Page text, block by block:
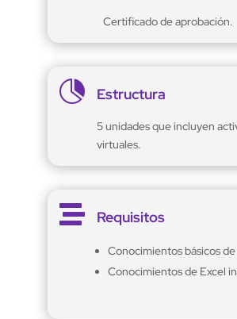
Certificado de aprobación.
 Estructura
5 unidades que incluyen
virtuales.
 Requisitos
Conocimientos básicos
Conocimientos de Excel